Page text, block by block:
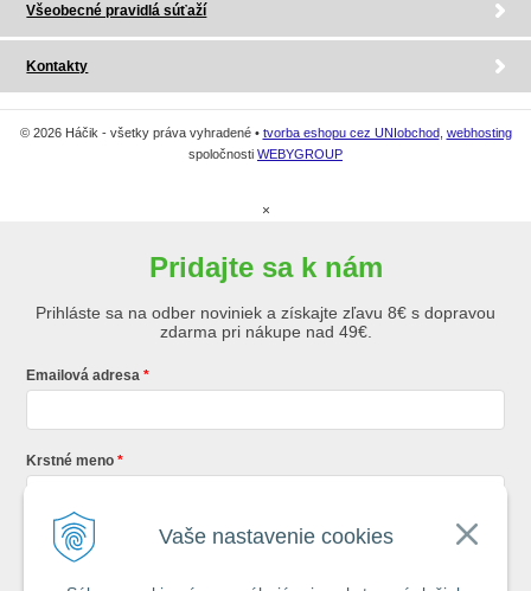
Vaše nastavenie cookies
Všeobecné pravidlá súťaží
Kontakty
© 2026 Háčik - všetky práva vyhradené • tvorba eshopu cez UNIobchod, webhosting
spoločnosti WEBYGROUP
×
Pridajte sa k nám
Prihláste sa na odber noviniek a získajte zľavu 8€ s dopravou
zdarma pri nákupe nad 49€.
Emailová adresa
Krstné meno
Registráciou súhlasíte so